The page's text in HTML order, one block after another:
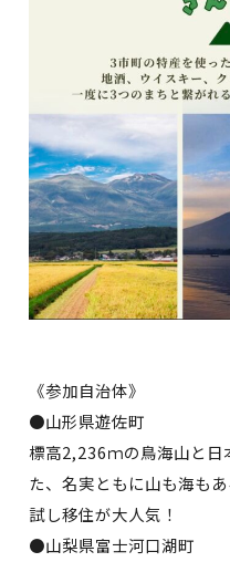
《参加自治体》
●山形県遊佐町
標高2,236ｍの鳥海山と日
た、名実ともに山も海も
試し移住が大人気！
●山梨県富士河口湖町